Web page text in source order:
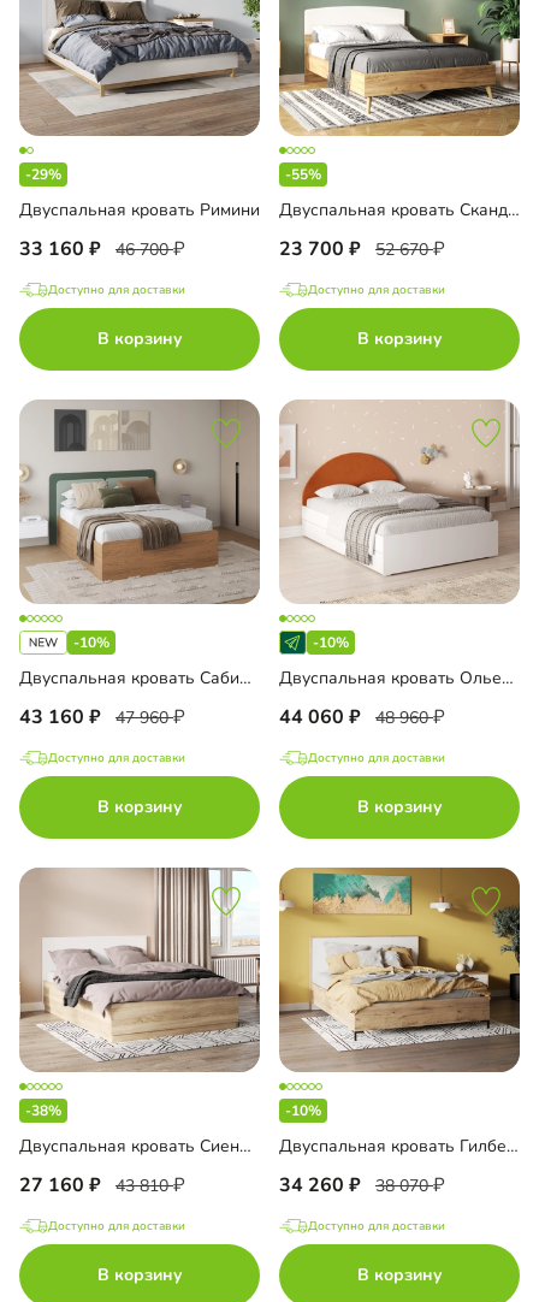
-29%
Двуспальная кровать Римини
33 160 46 700
Доступно для доставки
В корзину
-55%
Двуспальная кровать Скандивуд-140
23 700 52 670
Доступно для доставки
В корзину
-10%
Двуспальная кровать Сабими-4.1 1400
43 160 47 960
Доступно для доставки
В корзину
-10%
Двуспальная кровать Ольена с мягким изголовьем
44 060 48 960
Доступно для доставки
В корзину
-38%
Двуспальная кровать Сиена-140
27 160 43 810
Доступно для доставки
В корзину
-10%
Двуспальная кровать Гилберт-140
34 260 38 070
Доступно для доставки
В корзину